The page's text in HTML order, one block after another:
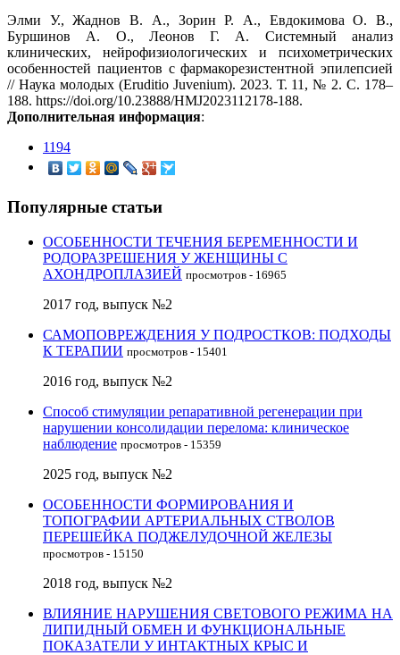
Элми У., Жаднов В. А., Зорин Р. А., Евдокимова О. В.,
Буршинов А. О., Леонов Г. А. Системный анализ
клинических, нейрофизиологических и психометрических
особенностей пациентов с фармакорезистентной эпилепсией
// Наука молодых (Eruditio Juvenium). 2023. Т. 11, № 2. С. 178–
188. https://doi.org/10.23888/HMJ2023112178-188.
Дополнительная информация:
1194
Популярные статьи
ОСОБЕННОСТИ ТЕЧЕНИЯ БЕРЕМЕННОСТИ И
РОДОРАЗРЕШЕНИЯ У ЖЕНЩИНЫ С
АХОНДРОПЛАЗИЕЙ просмотров - 16965
2017 год, выпуск №2
САМОПОВРЕЖДЕНИЯ У ПОДРОСТКОВ: ПОДХОДЫ
К ТЕРАПИИ просмотров - 15401
2016 год, выпуск №2
Способ стимуляции репаративной регенерации при
нарушении консолидации перелома: клиническое
наблюдение просмотров - 15359
2025 год, выпуск №2
ОСОБЕННОСТИ ФОРМИРОВАНИЯ И
ТОПОГРАФИИ АРТЕРИАЛЬНЫХ СТВОЛОВ
ПЕРЕШЕЙКА ПОДЖЕЛУДОЧНОЙ ЖЕЛЕЗЫ
просмотров - 15150
2018 год, выпуск №2
ВЛИЯНИЕ НАРУШЕНИЯ СВЕТОВОГО РЕЖИМА НА
ЛИПИДНЫЙ ОБМЕН И ФУНКЦИОНАЛЬНЫЕ
ПОКАЗАТЕЛИ У ИНТАКТНЫХ КРЫС И